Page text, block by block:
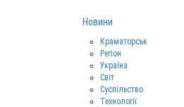
Новини
Краматорськ
Регіон
Україна
Світ
Суспільство
Технології